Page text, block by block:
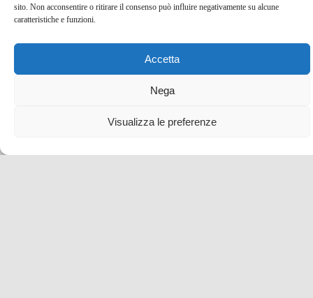
sito. Non acconsentire o ritirare il consenso può influire negativamente su alcune
caratteristiche e funzioni.
Accetta
Nega
Visualizza le preferenze